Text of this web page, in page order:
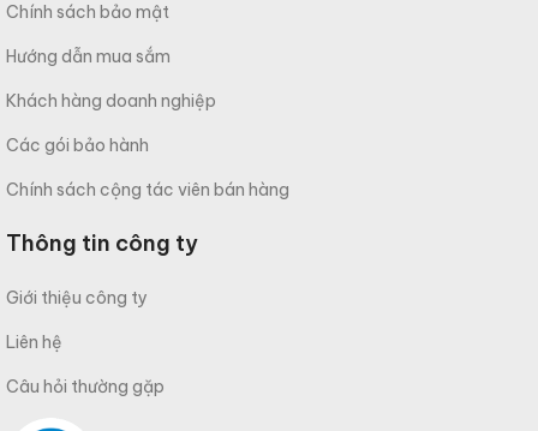
Chính sách bảo mật
Hướng dẫn mua sắm
Khách hàng doanh nghiệp
Các gói bảo hành
Chính sách cộng tác viên bán hàng
Thông tin công ty
Giới thiệu công ty
Liên hệ
Câu hỏi thường gặp